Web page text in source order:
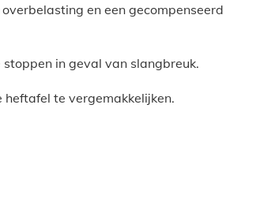
en een gecompenseerd
in geval van slangbreuk.
te vergemakkelijken.